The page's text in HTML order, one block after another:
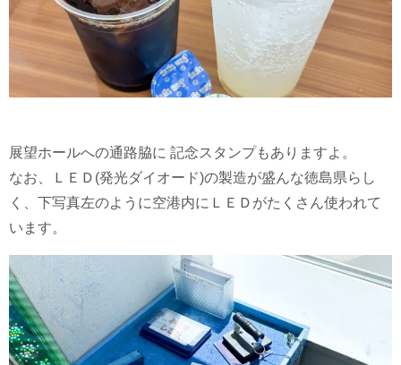
展望ホールへの通路脇に 記念スタンプもありますよ。
なお、ＬＥＤ(発光ダイオード)の製造が盛んな徳島県らし
く、下写真左のように空港内にＬＥＤがたくさん使われて
います。